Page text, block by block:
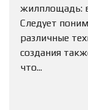
жилплощадь:
Следует
различные
создания
что...